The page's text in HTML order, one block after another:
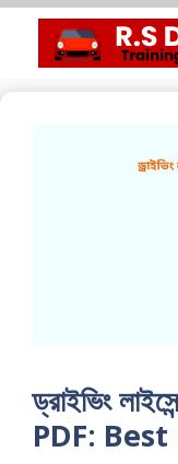
content
ড্রাইভিং
PDF: